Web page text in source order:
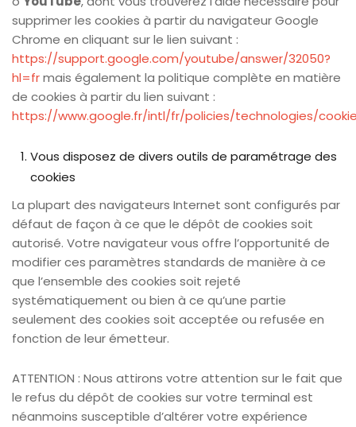
supprimer les cookies à partir du navigateur Google
Chrome en cliquant sur le lien suivant :
https://support.google.com/youtube/answer/32050?
hl=frmais également la politique complète en matière
de cookies à partir du lien suivant :
https://www.google.fr/intl/fr/policies/technologies/
Vous disposez de divers outils de paramétrage des
cookies
La plupart des navigateurs Internet sont configurés par
défaut de façon à ce que le dépôt de cookies soit
autorisé. Votre navigateur vous offre l’opportunité de
modifier ces paramètres standards de manière à ce
que l’ensemble des cookies soit rejeté
systématiquement ou bien à ce qu’une partie
seulement des cookies soit acceptée ou refusée en
fonction de leur émetteur.
ATTENTION : Nous attirons votre attention sur le fait que
le refus du dépôt de cookies sur votre terminal est
néanmoins susceptible d’altérer votre expérience